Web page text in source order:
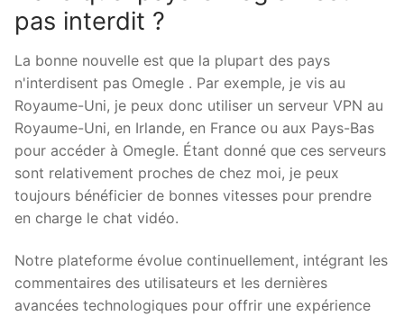
pas interdit ?
La bonne nouvelle est que la plupart des pays
n'interdisent pas Omegle . Par exemple, je vis au
Royaume-Uni, je peux donc utiliser un serveur VPN au
Royaume-Uni, en Irlande, en France ou aux Pays-Bas
pour accéder à Omegle. Étant donné que ces serveurs
sont relativement proches de chez moi, je peux
toujours bénéficier de bonnes vitesses pour prendre
en charge le chat vidéo.
Notre plateforme évolue continuellement, intégrant les
commentaires des utilisateurs et les dernières
avancées technologiques pour offrir une expérience